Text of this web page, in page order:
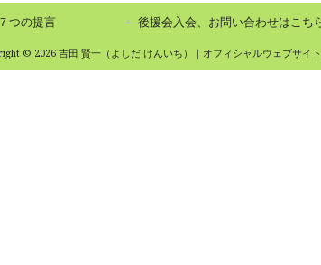
７つの提言 後援会入会、お問い合わせはこち
© 2026 吉田 賢一（よしだ けんいち）｜オフィシャルウェブサイ